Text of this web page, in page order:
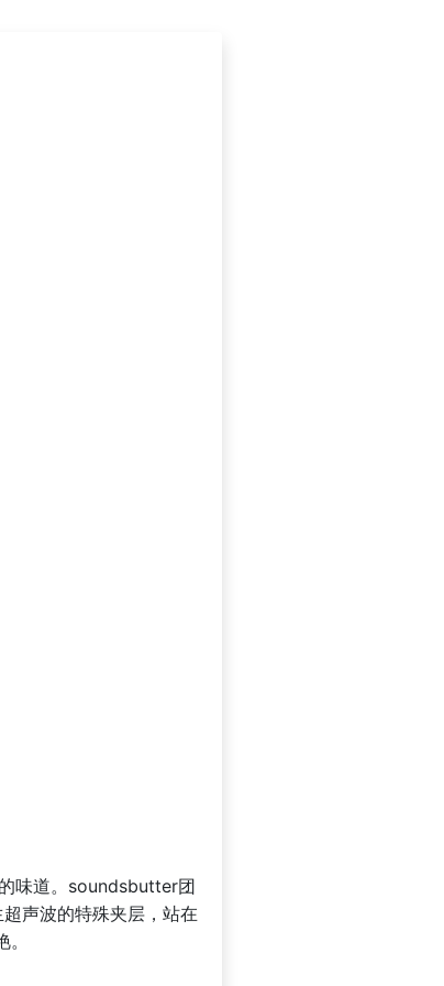
味道。soundsbutter团
声波的特殊夹层，站在